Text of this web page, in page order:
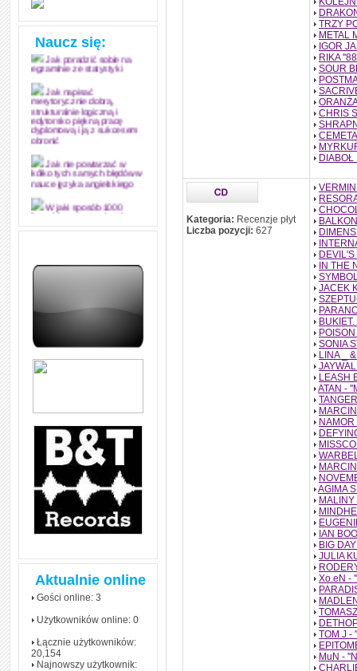
Naucz się:
Jak zdać każdy
mistrzów
Jak poradzić sobie na
egzaminie ze statystyki
Jak napisać
merytorycznie dobrą,
strukturalnie logiczną i
edytorsko piękną pracę
dyplomową i ją z sukcesem
obronić
Jak nie powtarzać w
kółko tych samych błędów w
nauce języka angielskiego
W jaki sposób 1000
pozwoli Ci opanować język
zapamiętasz
W końcu ktoś po ludzku i
zrozumiale wytłumaczył, na
(reported speech) w języku
angielskim
Aktualnie online
Gości online: 3
Użytkowników online: 0
Łącznie użytkowników:
20,154
Najnowszy użytkownik:
TRZY
METAL
IGOR
RIKA
SOUR
CHRIS
DIABOŁ
Kategoria: Recenzje płyt
Liczba pozycji: 627
IN THE
JACEK
SONIA
LINA _
LEASH
ATAN -
AGIMA
IAN
BIG
JULIA
Xo.eN -
TOM J -
MuN -